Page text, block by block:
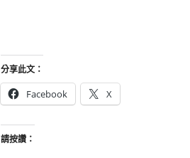
分享此文：
Facebook X
請按讚：